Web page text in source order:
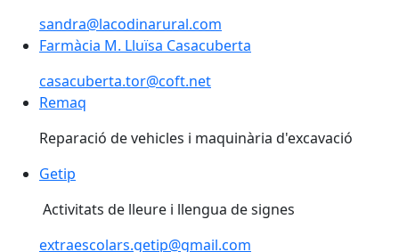
sandra@lacodinarural.com
Farmàcia M. Lluïsa Casacuberta
casacuberta.tor@coft.net
Remaq
Reparació de vehicles i maquinària d'excavació
Getip
Activitats de lleure i llengua de signes
extraescolars.getip@gmail.com